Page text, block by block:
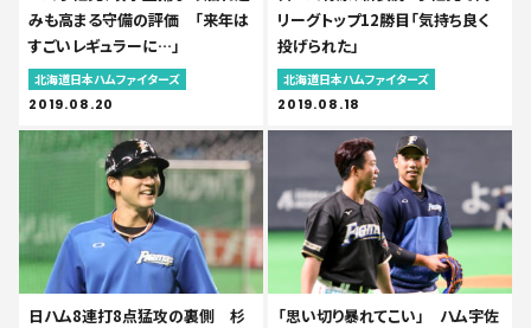
みも高まる守備の評価 「来年は
すごいレギュラーに…」
北海道日本ハムファイターズ
2019.08.20
リーグトップ12勝目「気持ち良く
投げられた」
北海道日本ハムファイターズ
2019.08.18
日ハム8連打8点猛攻の裏側 杉
「思い切り暴れてこい」 ハム宇佐